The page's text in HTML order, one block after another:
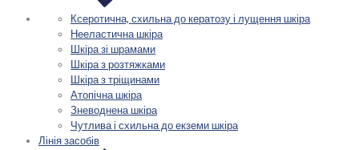
Ксеротична, схильна до кератозу і лущення шкіра
Нееластична шкіра
Шкіра зі шрамами
Шкіра з розтяжками
Шкіра з тріщинами
Атопічна шкіра
Зневоднена шкіра
Чутлива і схильна до екземи шкіра
Лінія засобів